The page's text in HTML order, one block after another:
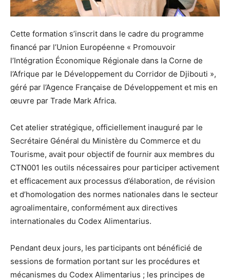
Cette formation s’inscrit dans le cadre du programme
financé par l’Union Européenne « Promouvoir
l’Intégration Économique Régionale dans la Corne de
l’Afrique par le Développement du Corridor de Djibouti »,
géré par l’Agence Française de Développement et mis en
œuvre par Trade Mark Africa.
Cet atelier stratégique, officiellement inauguré par le
Secrétaire Général du Ministère du Commerce et du
Tourisme, avait pour objectif de fournir aux membres du
CTN001 les outils nécessaires pour participer activement
et efficacement aux processus d’élaboration, de révision
et d’homologation des normes nationales dans le secteur
agroalimentaire, conformément aux directives
internationales du Codex Alimentarius.
Pendant deux jours, les participants ont bénéficié de
sessions de formation portant sur les procédures et
mécanismes du Codex Alimentarius ; les principes de